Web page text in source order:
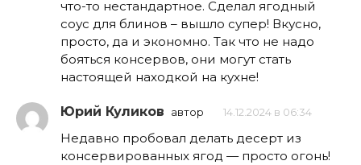
что-то нестандартное. Сделал ягодный
соус для блинов – вышло супер! Вкусно,
просто, да и экономно. Так что не надо
бояться консервов, они могут стать
настоящей находкой на кухне!
Юрий Куликов автор 14.12.2024 в 06:34
Недавно пробовал делать десерт из
консервированных ягод — просто огонь!